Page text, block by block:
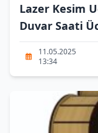
Lazer Kesim
Duvar Saati
11.05.2025
13:34